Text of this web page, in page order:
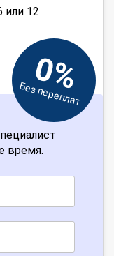
или 12
0%
Без переплат
время.